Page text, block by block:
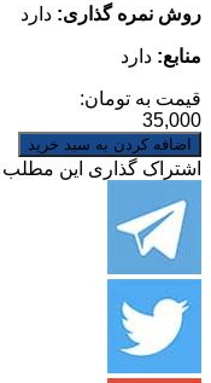
روش نمره گذاری: دارد
منابع: دارد
قیمت به تومان:
35,000
اشتراک گذاری این